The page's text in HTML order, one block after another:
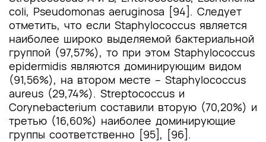
coli, Pseudomonas aeruginosa [94]. Следует
отметить, что если Staphylococcus является
наиболее широко выделяемой бактериальной
группой (97,57%), то при этом Staphylococcus
epidermidis являются доминирующим видом
(91,56%), на втором месте – Staphylococcus
aureus (29,74%). Streptococcus и
Corynebacterium составили вторую (70,20%) и
третью (16,60%) наиболее доминирующие
группы соответственно [95], [96].